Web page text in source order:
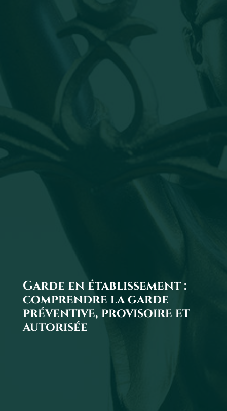
Garde en établissement :
comprendre la garde
préventive, provisoire et
autorisée